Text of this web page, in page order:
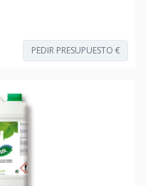
PEDIR PRESUPUESTO €